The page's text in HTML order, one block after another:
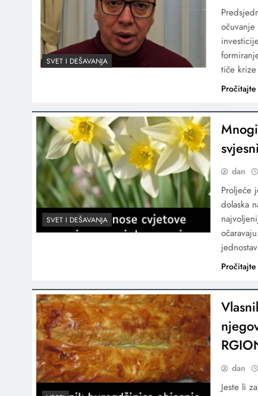
SVET I DEŠAVANJA
tiče
SVET I DEŠAVANJA
dan
Proljeće
dolaska
dan
Jeste li